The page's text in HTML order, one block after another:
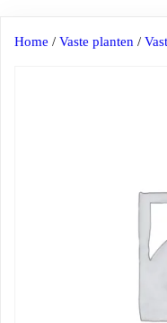
Home / Vaste planten /